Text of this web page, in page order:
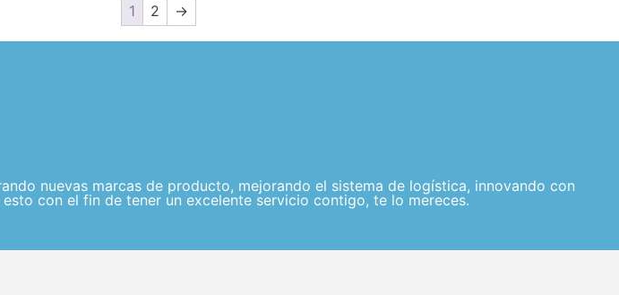
1 2 →
nuevas marcas de producto, mejorando el sistema de logística, innovando con
con el fin de tener un excelente servicio contigo, te lo mereces.